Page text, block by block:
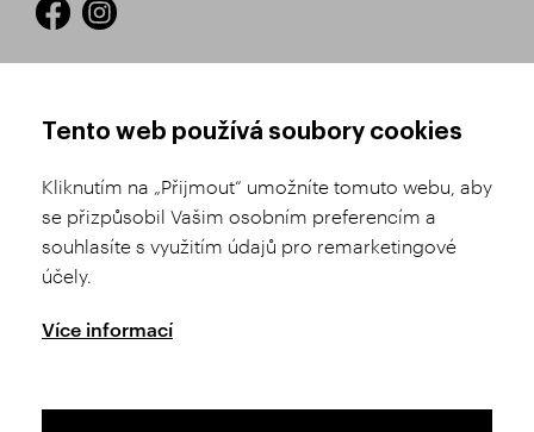
Registrace
Výběr zboží
Doprava a platba
Historie objednávek
Obchodní podmínky
Reklamační řád
Nastavení soukromí
Tento web používá soubory cookies
Kliknutím na „Přijmout“ umožníte tomuto webu, aby
se přizpůsobil Vašim osobním preferencím a
souhlasíte s využitím údajů pro remarketingové
účely.
Více informací